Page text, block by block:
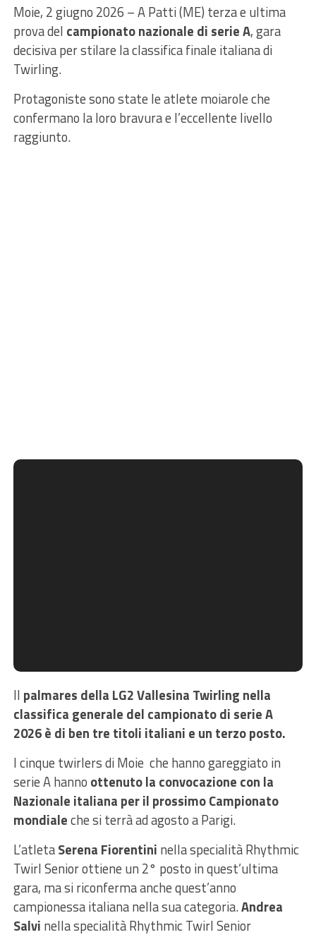
Moie, 2 giugno 2026 – A Patti (ME) terza e ultima
prova del campionato nazionale di serie A, gara
decisiva per stilare la classifica finale italiana di
Twirling.
Protagoniste sono state le atlete moiarole che
confermano la loro bravura e l’eccellente livello
raggiunto.
Il palmares della LG2 Vallesina Twirling nella
classifica generale del campionato di serie A
2026 è di ben tre titoli italiani e un terzo posto.
I cinque twirlers di Moie che hanno gareggiato in
serie A hanno ottenuto la convocazione con la
Nazionale italiana per il prossimo Campionato
mondialeche si terrà ad agosto a Parigi.
L’atletaSerena Fiorentini nella specialità Rhythmic
Twirl Senior ottiene un 2° posto in quest’ultima
gara, ma si riconferma anche quest’anno
campionessa italiana nella sua categoria.Andrea
Salvi nella specialità Rhythmic Twirl Senior